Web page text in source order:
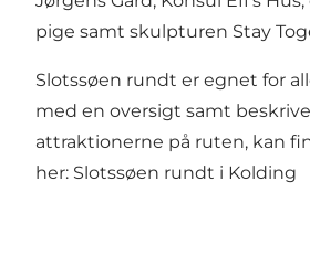
pige samt skulpturen Stay
Slotssøen rundt er egnet for
med en oversigt samt
attraktionerne på ruten, kan
her: Slotssøen rundt i Kolding